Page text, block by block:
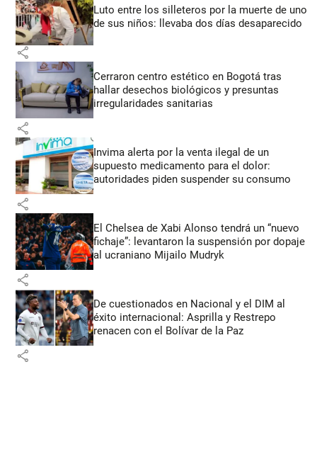
Luto entre los silleteros por la muerte de uno
de sus niños: llevaba dos días desaparecido
share
Cerraron centro estético en Bogotá tras
hallar desechos biológicos y presuntas
irregularidades sanitarias
share
Invima alerta por la venta ilegal de un
supuesto medicamento para el dolor:
autoridades piden suspender su consumo
share
El Chelsea de Xabi Alonso tendrá un “nuevo
fichaje”: levantaron la suspensión por dopaje
al ucraniano Mijailo Mudryk
share
De cuestionados en Nacional y el DIM al
éxito internacional: Asprilla y Restrepo
renacen con el Bolívar de la Paz
share